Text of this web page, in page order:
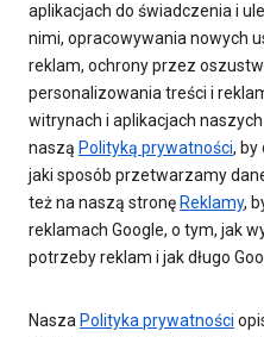
aplikacjach do świadczenia i
nimi, opracowywania nowych
reklam, ochrony przez
personalizowania treści i
witrynach i aplikacjach
naszą Polityką prywatności, by
jaki sposób przetwarzamy
też na naszą stronę Reklamy,
reklamach Google, o tym, jak
potrzeby reklam i jak długo
Nasza Polityka prywatności